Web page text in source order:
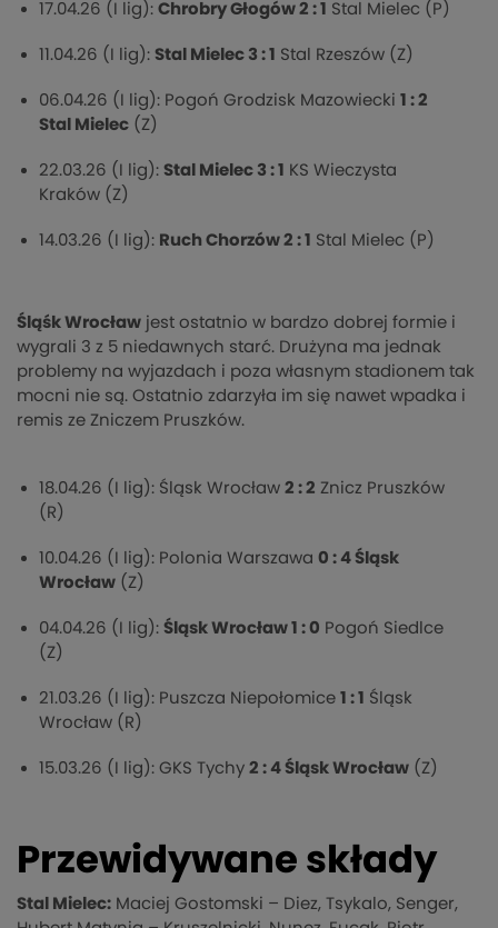
17.04.26 (I lig): Chrobry Głogów 2 : 1 Stal Mielec (P)
11.04.26 (I lig): Stal Mielec 3 : 1 Stal Rzeszów (Z)
06.04.26 (I lig): Pogoń Grodzisk Mazowiecki 1 : 2
Stal Mielec (Z)
22.03.26 (I lig): Stal Mielec 3 : 1
KS Wieczysta
Kraków (Z)
14.03.26 (I lig): Ruch Chorzów 2 : 1 Stal Mielec (P)
Śląśk Wrocław jest ostatnio w bardzo dobrej formie i
wygrali 3 z 5 niedawnych starć. Drużyna ma jednak
problemy na wyjazdach i poza własnym stadionem tak
mocni nie są. Ostatnio zdarzyła im się nawet wpadka i
remis ze Zniczem Pruszków.
18.04.26 (I lig): Śląsk Wrocław 2 : 2 Znicz Pruszków
(R)
10.04.26 (I lig): Polonia Warszawa 0 : 4 Śląsk
Wrocław (Z)
04.04.26 (I lig): Śląsk Wrocław 1 : 0 Pogoń Siedlce
(Z)
21.03.26 (I lig): Puszcza Niepołomice 1 : 1 Śląsk
Wrocław (R)
15.03.26 (I lig): GKS Tychy 2 : 4 Śląsk Wrocław (Z)
Przewidywane składy
Stal Mielec: Maciej Gostomski – Diez, Tsykalo, Senger,